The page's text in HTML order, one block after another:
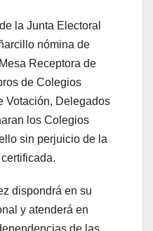
la Junta Electoral
nómina de
Receptora de
de Colegios
Votación, Delegados
los Colegios
sin perjuicio de la
dispondrá en su
y atenderá en